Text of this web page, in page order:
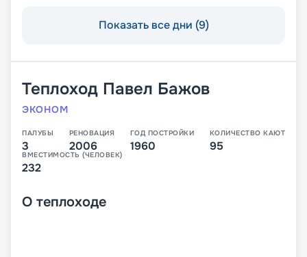
Показать все дни (9)
Теплоход Павел Бажов
ЭКОНОМ
ПАЛУБЫ
3
РЕНОВАЦИЯ
2006
ГОД ПОСТРОЙКИ
1960
КОЛИЧЕСТВО КАЮТ
95
ВМЕСТИМОСТЬ (ЧЕЛОВЕК)
232
О теплоходе